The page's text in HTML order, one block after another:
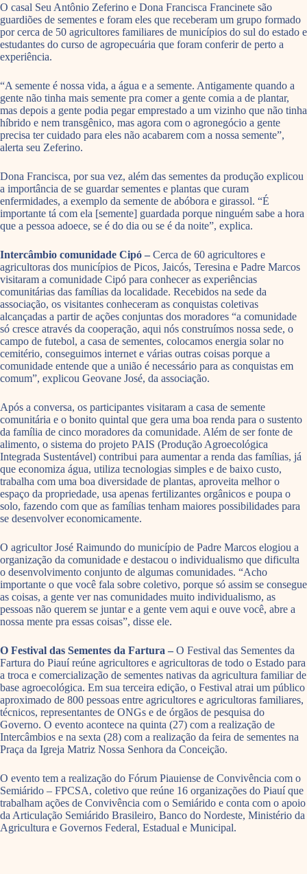
O casal Seu Antônio Zeferino e Dona Francisca Francinete são
guardiões de sementes e foram eles que receberam um grupo formado
por cerca de 50 agricultores familiares de municípios do sul do estado e
estudantes do curso de agropecuária que foram conferir de perto a
experiência.
“A semente é nossa vida, a água e a semente. Antigamente quando a
gente não tinha mais semente pra comer a gente comia a de plantar,
mas depois a gente podia pegar emprestado a um vizinho que não tinha
híbrido e nem transgênico, mas agora com o agronegócio a gente
precisa ter cuidado para eles não acabarem com a nossa semente”,
alerta seu Zeferino.
Dona Francisca, por sua vez, além das sementes da produção explicou
a importância de se guardar sementes e plantas que curam
enfermidades, a exemplo da semente de abóbora e girassol. “É
importante tá com ela [semente] guardada porque ninguém sabe a hora
que a pessoa adoece, se é do dia ou se é da noite”, explica.
Intercâmbio comunidade Cipó – Cerca de 60 agricultores e
agricultoras dos municípios de Picos, Jaicós, Teresina e Padre Marcos
visitaram a comunidade Cipó para conhecer as experiências
comunitárias das famílias da localidade. Recebidos na sede da
associação, os visitantes conheceram as conquistas coletivas
alcançadas a partir de ações conjuntas dos moradores “a comunidade
só cresce através da cooperação, aqui nós construímos nossa sede, o
campo de futebol, a casa de sementes, colocamos energia solar no
cemitério, conseguimos internet e várias outras coisas porque a
comunidade entende que a união é necessário para as conquistas em
comum”, explicou Geovane José, da associação.
Após a conversa, os participantes visitaram a casa de semente
comunitária e o bonito quintal que gera uma boa renda para o sustento
da família de cinco moradores da comunidade. Além de ser fonte de
alimento, o sistema do projeto PAIS (Produção Agroecológica
Integrada Sustentável) contribui para aumentar a renda das famílias, já
que economiza água, utiliza tecnologias simples e de baixo custo,
trabalha com uma boa diversidade de plantas, aproveita melhor o
espaço da propriedade, usa apenas fertilizantes orgânicos e poupa o
solo, fazendo com que as famílias tenham maiores possibilidades para
se desenvolver economicamente.
O agricultor José Raimundo do município de Padre Marcos elogiou a
organização da comunidade e destacou o individualismo que dificulta
o desenvolvimento conjunto de algumas comunidades. “Acho
importante o que você fala sobre coletivo, porque só assim se consegue
as coisas, a gente ver nas comunidades muito individualismo, as
pessoas não querem se juntar e a gente vem aqui e ouve você, abre a
nossa mente pra essas coisas”, disse ele.
O Festival das Sementes da Fartura – O Festival das Sementes da
Fartura do Piauí reúne agricultores e agricultoras de todo o Estado para
a troca e comercialização de sementes nativas da agricultura familiar de
base agroecológica. Em sua terceira edição, o Festival atrai um público
aproximado de 800 pessoas entre agricultores e agricultoras familiares,
técnicos, representantes de ONGs e de órgãos de pesquisa do
Governo. O evento acontece na quinta (27) com a realização de
Intercâmbios e na sexta (28) com a realização da feira de sementes na
Praça da Igreja Matriz Nossa Senhora da Conceição.
O evento tem a realização do Fórum Piauiense de Convivência com o
Semiárido – FPCSA, coletivo que reúne 16 organizações do Piauí que
trabalham ações de Convivência com o Semiárido e conta com o apoio
da Articulação Semiárido Brasileiro, Banco do Nordeste, Ministério da
Agricultura e Governos Federal, Estadual e Municipal.